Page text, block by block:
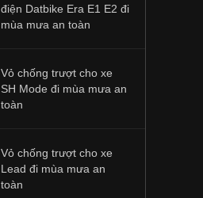
điện Datbike Era E1 E2 đi
mùa mưa an toàn
Vỏ chống trượt cho xe
SH Mode đi mùa mưa an
toàn
Vỏ chống trượt cho xe
Lead đi mùa mưa an
toàn